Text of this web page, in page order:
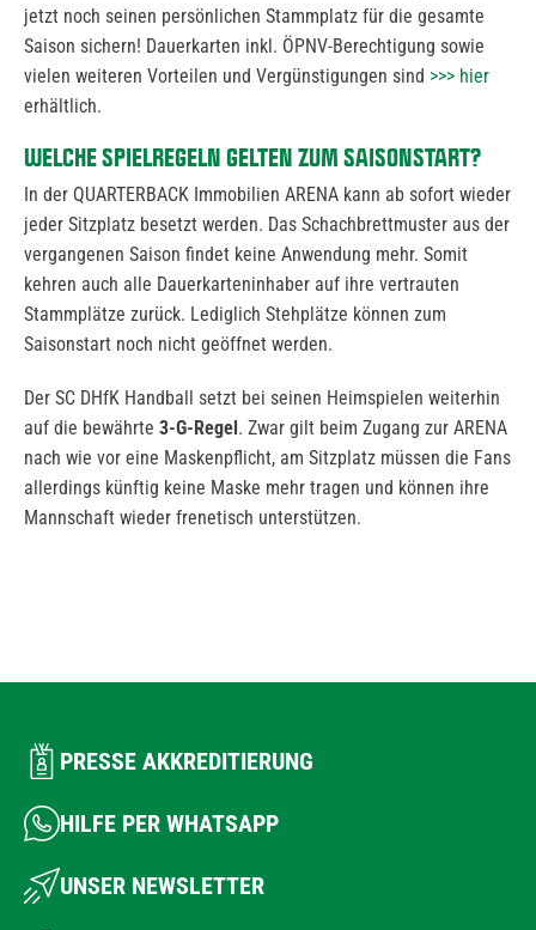
jetzt noch seinen persönlichen Stammplatz für die gesamte
Saison sichern! Dauerkarten inkl. ÖPNV-Berechtigung sowie
vielen weiteren Vorteilen und Vergünstigungen sind >>> hier
erhältlich.
WELCHE SPIELREGELN GELTEN ZUM SAISONSTART?
In der QUARTERBACK Immobilien ARENA kann ab sofort wieder
jeder Sitzplatz besetzt werden. Das Schachbrettmuster aus der
vergangenen Saison findet keine Anwendung mehr. Somit
kehren auch alle Dauerkarteninhaber auf ihre vertrauten
Stammplätze zurück. Lediglich Stehplätze können zum
Saisonstart noch nicht geöffnet werden.
Der SC DHfK Handball setzt bei seinen Heimspielen weiterhin
auf die bewährte 3-G-Regel . Zwar gilt beim Zugang zur ARENA
nach wie vor eine Maskenpflicht, am Sitzplatz müssen die Fans
allerdings künftig keine Maske mehr tragen und können ihre
Mannschaft wieder frenetisch unterstützen.
PRESSE AKKREDITIERUNG
HILFE PER WHATSAPP
UNSER NEWSLETTER